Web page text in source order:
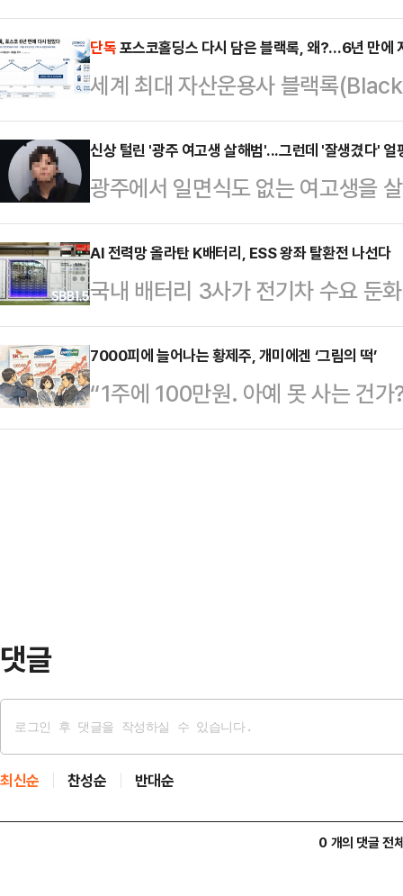
측이 수용불가능한 내용의 답변을
르면 트럼프 대통령은 10일(현지
스소셜을 통해 “이란의 소위 ‘대표
다”며 “마음에 들지 않는다. 완전
했다.양국은 앞서 1쪽짜리 종전 양
있었고, 이란 국영 IRNA통신이 이
종저난 답변을…
단독포스코홀딩스 다시 담은 블랙록, 왜?…6년 만에
세계 최대 자산운용사 블랙록
분을 다시 6%대로 끌어올렸다. 아
되는 시점에서 글로벌 자금의 한국
다.11일 금융감독원 전자공시시스
(BlackRock Fund Advisors)는
유해 지분율 6.23%(4월22일 기준
보고서 기준 455만5963주
신상 털린 '광주 여고생 살해범'...그런데 '잘생겼다' 얼
광주에서 일면식도 없는 여고생을
신상정보가 온라인에서 빠르게 확
부 누리꾼이 외모를 평가하는 댓글
온라인 커뮤니티와 사회관계망서
유됐다. 그러나 해당 사진에는 "잘
관련된 반응이 이어졌다.이에 대해
자일 뿐이다. 범죄자한테 왜 인물
사건 겪어…
AI 전력망 올라탄 K배터리, ESS 왕좌 탈환전 나선다
국내 배터리 3사가 전기차 수요 둔
업을 다시 키우고 있다. 한때 ESS
확대와 인공지능(AI) 데이터센터향
도권 회복을 노리고 있다.11일 업
은 올해 들어 실적 방어와 북미 생
7000피에 늘어나는 황제주, 개미에겐 ‘그림의 떡’
“1주에 100만원. 아예 못 사는 건
는 가운데 몸값이 100만원이 넘는
댓글
최신순 찬성순 반대순
0 개의 댓글 전